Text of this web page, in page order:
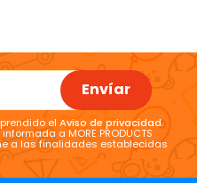
Envíar
elAviso de privacidad.
a MORE PRODUCTS
a las finalidades establecidas